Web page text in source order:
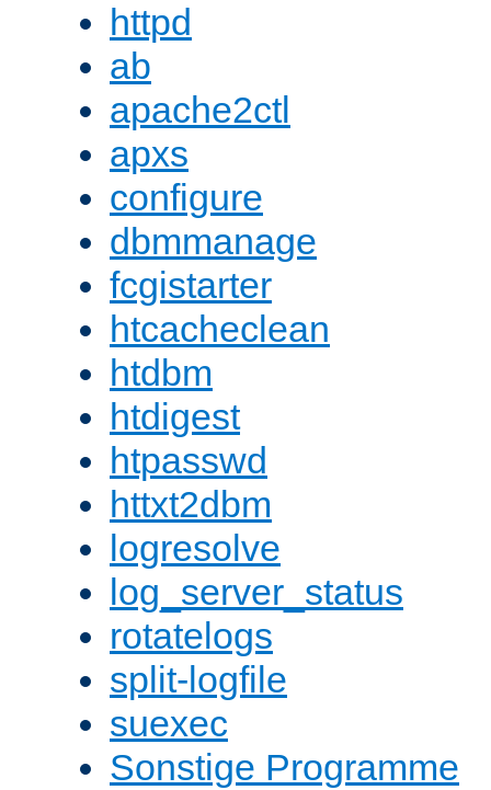
httpd
ab
apache2ctl
apxs
configure
dbmmanage
fcgistarter
htcacheclean
htdbm
htdigest
htpasswd
httxt2dbm
logresolve
log_server_status
rotatelogs
split-logfile
suexec
Sonstige Programme